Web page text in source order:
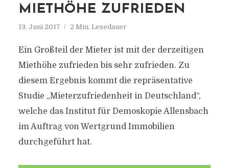
INDRESDEN.NET
Alle Informationen rund um Dresden
MIETHÖHE ZUFRIEDEN
13. Juni 2017 2 Min. Lesedauer
Ein Großteil der Mieter ist mit der derzeitigen
Miethöhe zufrieden bis sehr zufrieden. Zu
diesem Ergebnis kommt die repräsentative
Studie „Mieterzufriedenheit in Deutschland“,
welche das Institut für Demoskopie Allensbach
im Auftrag von Wertgrund Immobilien
durchgeführt hat.